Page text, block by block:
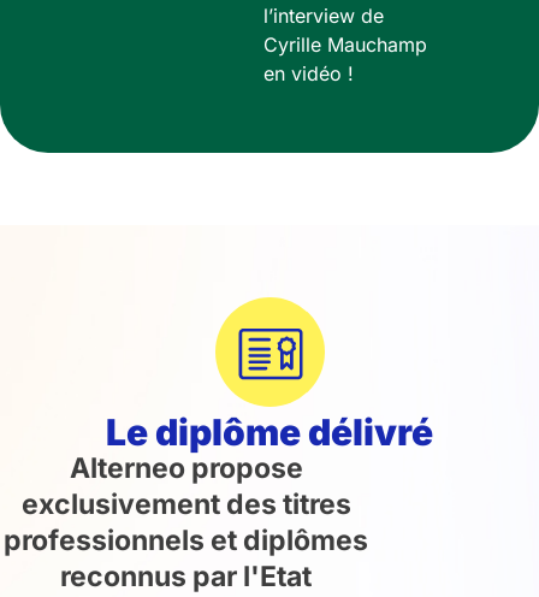
l’interview de
Cyrille Mauchamp
en vidéo !
Le diplôme délivré
Alterneo propose
exclusivement des titres
professionnels et diplômes
reconnus par l'Etat